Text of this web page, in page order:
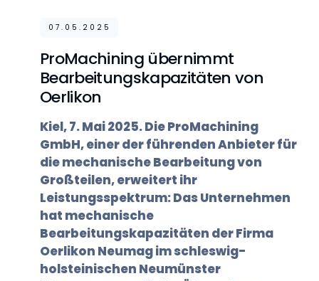
07.05.2025
ProMachining übernimmt
Bearbeitungskapazitäten von
Oerlikon
Kiel, 7. Mai 2025. Die ProMachining
GmbH, einer der führenden Anbieter für
die mechanische Bearbeitung von
Großteilen, erweitert ihr
Leistungsspektrum: Das Unternehmen
hat mechanische
Bearbeitungskapazitäten der Firma
Oerlikon Neumag im schleswig-
holsteinischen Neumünster